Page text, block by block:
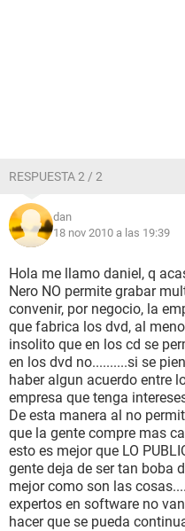
RESPUESTA 2 / 2
dan
18 nov 2010 a las 19:39
Hola me llamo daniel, q
Nero NO permite grabar
convenir, por negocio, la
que fabrica los dvd, al
insolito que en los cd se
en los dvd no..........si se
haber algun acuerdo entre
empresa que tenga
De esta manera al no
que la gente compre mas
esto es mejor que LO
gente deja de ser tan boba
mejor como son las
expertos en software no
hacer que se pueda